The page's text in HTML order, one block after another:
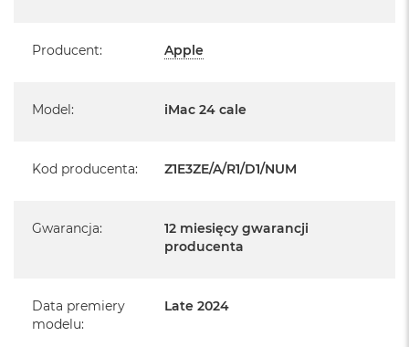
Pochodzi od polskiego, oficjalnego dystrybutora Apple.
Istnieje możliwość przedłużenia gwarancji producenta.
Posiada fabryczne opakowanie
Producent: Apple
Model: iMac 24 cale
Kod producenta: Z1E3ZE/A/R1/D1/NUM
Gwarancja:
12 miesięcy gwarancji
producenta
Data premiery
modelu:
Late 2024